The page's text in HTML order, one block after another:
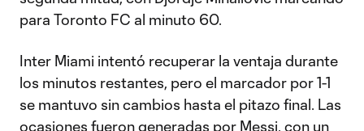
para Toronto FC al minuto 60.
Inter Miami intentó recuperar la ventaja durante
los minutos restantes, pero el marcador por 1-1
se mantuvo sin cambios hasta el pitazo final. Las
ocasiones fueron generadas por Messi, con un